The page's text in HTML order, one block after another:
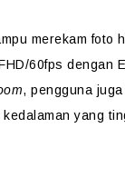
merekam foto
60fps dengan
, pengguna
yang